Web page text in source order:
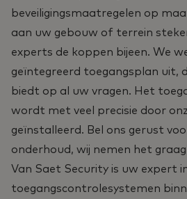
beveiligingsmaatregelen op
aan uw gebouw of terrein
experts de koppen bijeen. We
geïntegreerd toegangsplan uit,
biedt op al uw vragen. Het
wordt met veel precisie door
geïnstalleerd. Bel ons gerust
onderhoud, wij nemen het
Van Saet Security is uw expert
toegangscontrolesystemen